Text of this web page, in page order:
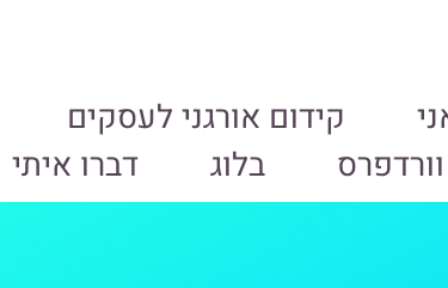
קידום אורגני לעסקים
בלוג דברו איתי